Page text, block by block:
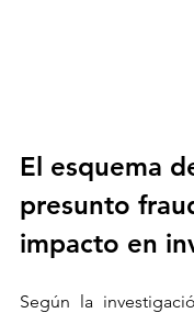
El esquema
presunto
impacto en
Según la